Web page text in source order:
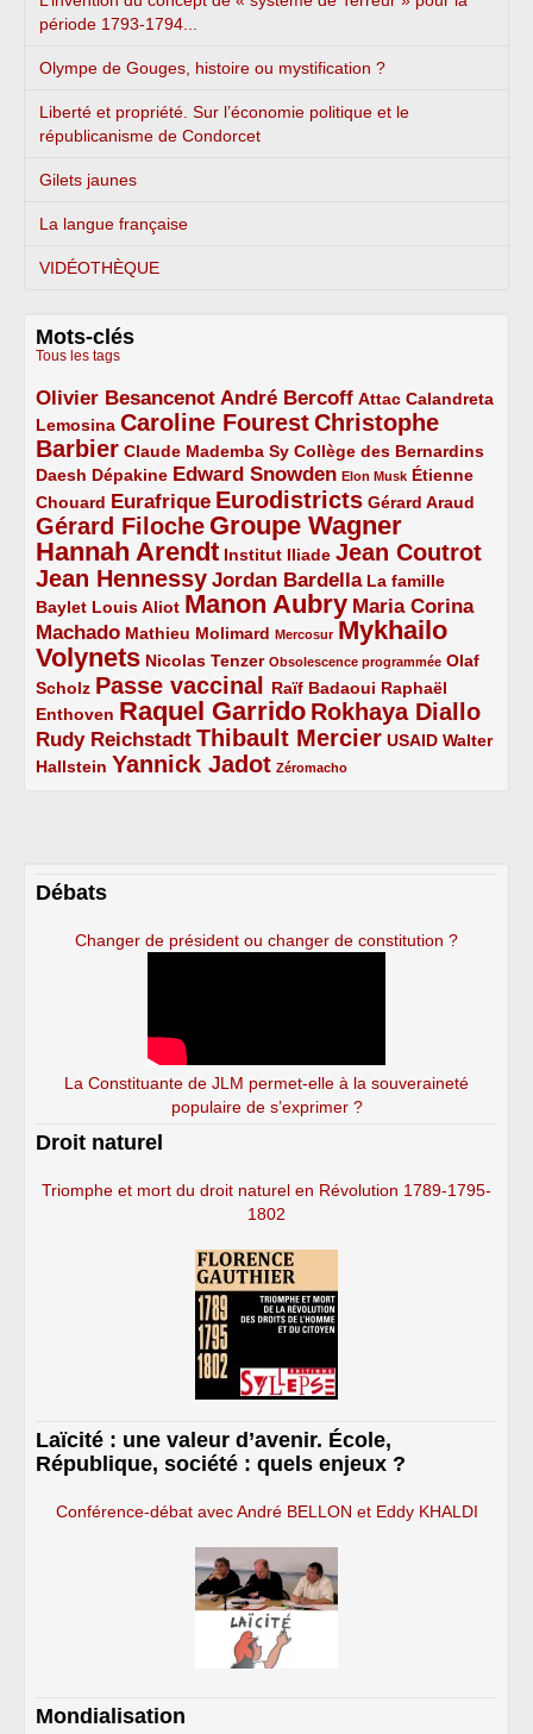
période 1793-1794...
Olympe de Gouges, histoire ou mystification ?
Liberté et propriété. Sur l’économie politique et le
républicanisme de Condorcet
Gilets jaunes
La langue française
VIDÉOTHÈQUE
Mots-clés
Tous les tags
Olivier Besancenot
3/5 André Bercoff
3/5 Attac
2/5
Calandreta
Lemosina
2/5 Caroline Fourest
4/5
Christophe
Barbier
4/5 Claude Mademba Sy
2/5 Collège des Bernardins
2/5
Daesh
2/5 Dépakine
2/5 Edward Snowden
3/5 Elon Musk
1/5
Étienne
Chouard
2/5 Eurafrique
3/5 Eurodistricts
4/5 Gérard Araud
2/5
Gérard Filoche
4/5 Groupe Wagner
5/5
Hannah Arendt
5/5 Institut Iliade
2/5 Jean Coutrot
4/5
Jean Hennessy
4/5 Jordan Bardella
3/5
La famille
Baylet
2/5 Louis Aliot
2/5 Manon Aubry
5/5
Maria Corina
Machado
3/5 Mathieu Molimard
2/5 Mercosur
1/5
Mykhailo
Volynets
5/5 Nicolas Tenzer
2/5 Obsolescence programmée
1/5
Olaf
Scholz
2/5 Passe vaccinal
4/5 Raïf Badaoui
2/5
Raphaël
Enthoven
2/5 Raquel Garrido
5/5 Rokhaya Diallo
4/5
Rudy Reichstadt
3/5 Thibault Mercier
4/5 USAID
2/5
Walter
Hallstein
2/5 Yannick Jadot
4/5 Zéromacho
1/5
Débats
Changer de président ou changer de constitution ?
La Constituante de JLM permet-elle à la souveraineté
populaire de s’exprimer ?
Droit naturel
Triomphe et mort du droit naturel en Révolution 1789-1795-
1802
Laïcité : une valeur d’avenir. École,
République, société : quels enjeux ?
Conférence-débat avec André BELLON et Eddy KHALDI
Mondialisation